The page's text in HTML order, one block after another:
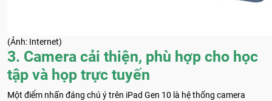
(Ảnh: Internet)
3. Camera cải thiện, phù hợp cho học
tập và họp trực tuyến
Một điểm nhấn đáng chú ý trên iPad Gen 10 là hệ thống camera